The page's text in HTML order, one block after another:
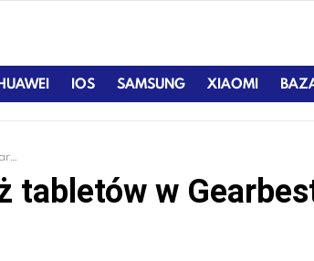
IOS SAMSUNG XIAOMI
tabletów w